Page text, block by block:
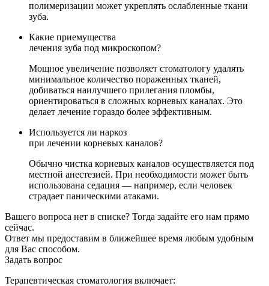
полимеризации может укреплять ослабленные ткани
зуба.
Какие приемущества
лечения зуба под микроскопом?
Мощное увеличение позволяет стоматологу удалять
минимальное количество пораженных тканей,
добиваться наилучшего прилегания пломбы,
ориентироваться в сложных корневых каналах. Это
делает лечение гораздо более эффективным.
Используется ли наркоз
при лечении корневых каналов?
Обычно чистка корневых каналов осуществляется под
местной анестезией. При необходимости может быть
использована седация — например, если человек
страдает паническими атаками.
Вашего вопроса нет в списке? Тогда задайте его нам прямо
сейчас.
Ответ мы предоставим в ближейшее время любым удобным
для Вас способом.
Задать вопрос
Терапевтическая стоматология включает: